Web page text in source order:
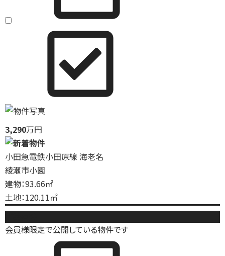
3,290万円
小田急電鉄小田原線 海老名
綾瀬市小園
建物：93.66㎡
土地：120.11㎡
会員様限定で公開している物件です